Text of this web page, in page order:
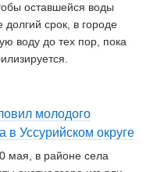
оставшейся воды
долгий срок, в городе
воду до тех пор, пока
молодого
в Уссурийском округе
мая, в районе села